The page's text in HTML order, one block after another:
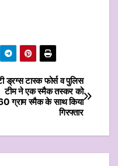
h
ar
ड्रग्स टास्क फोर्स व पुलिस
टीम ने एक स्मैक तस्कर को
ग्राम स्मैक के साथ किया
गिरफ्तार